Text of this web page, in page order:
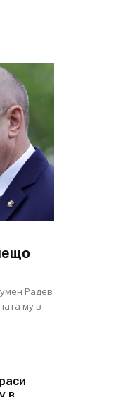
Радев
му в